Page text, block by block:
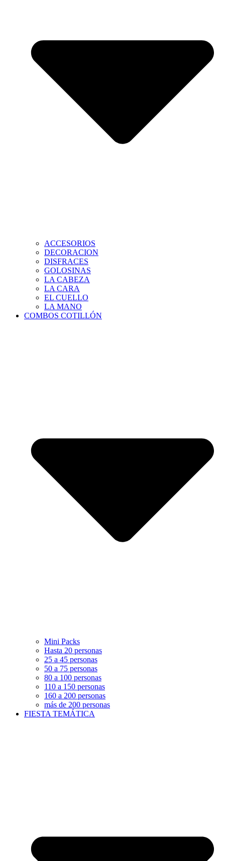
ACCESORIOS
DECORACION
DISFRACES
GOLOSINAS
LA CABEZA
LA CARA
EL CUELLO
LA MANO
COMBOS COTILLÓN
Mini Packs
Hasta 20 personas
25 a 45 personas
50 a 75 personas
80 a 100 personas
110 a 150 personas
160 a 200 personas
más de 200 personas
FIESTA TEMÁTICA